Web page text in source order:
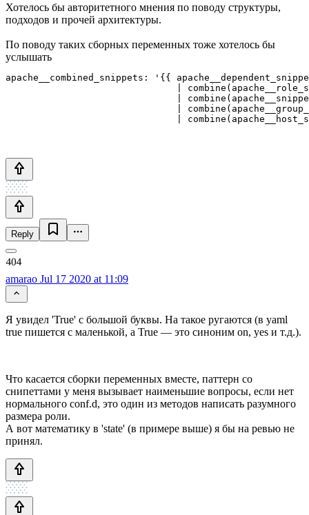
Хотелось бы авторитетного мнения по поводу структуры,
подходов и прочей архитектуры.
По поводу таких сборных переменных тоже хотелось бы
услышать
apache__combined_snippets: '{{
|
|
|
|
Reply
amarao Jul 17 2020 at 11:09
Я увидел 'True' с большой буквы. На такое ругаются (в yaml
true пишется с маленькой, а True — это синоним on, yes и т.д.).
Что касается сборки переменных вместе, паттерн со
снипеттами у меня вызывает наименьшие вопросы, если нет
нормального conf.d, это один из методов написать разумного
размера роли.
А вот математику в 'state' (в примере выше) я бы на ревью не
принял.